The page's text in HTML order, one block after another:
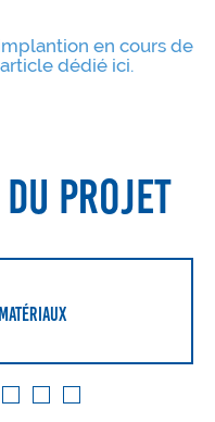
en cours de
dédié ici.
PROJET